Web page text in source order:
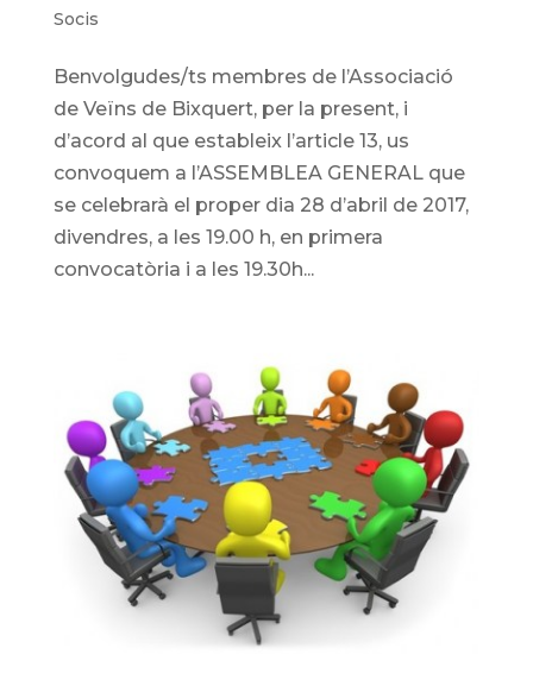
Socis
Benvolgudes/ts membres de l’Associació
de Veïns de Bixquert, per la present, i
d’acord al que estableix l’article 13, us
convoquem a l’ASSEMBLEA GENERAL que
se celebrarà el proper dia 28 d’abril de 2017,
divendres, a les 19.00 h, en primera
convocatòria i a les 19.30h...